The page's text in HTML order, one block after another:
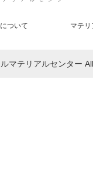
ついて マテ
マテリアルセンター